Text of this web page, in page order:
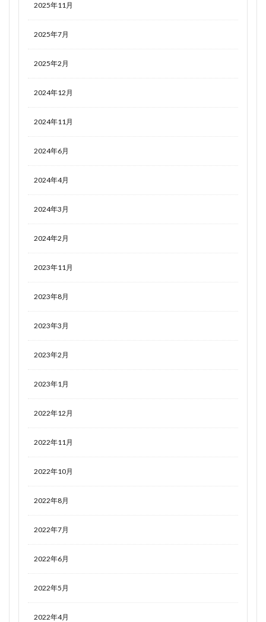
2025年11月
2025年7月
2025年2月
2024年12月
2024年11月
2024年6月
2024年4月
2024年3月
2024年2月
2023年11月
2023年8月
2023年3月
2023年2月
2023年1月
2022年12月
2022年11月
2022年10月
2022年8月
2022年7月
2022年6月
2022年5月
2022年4月